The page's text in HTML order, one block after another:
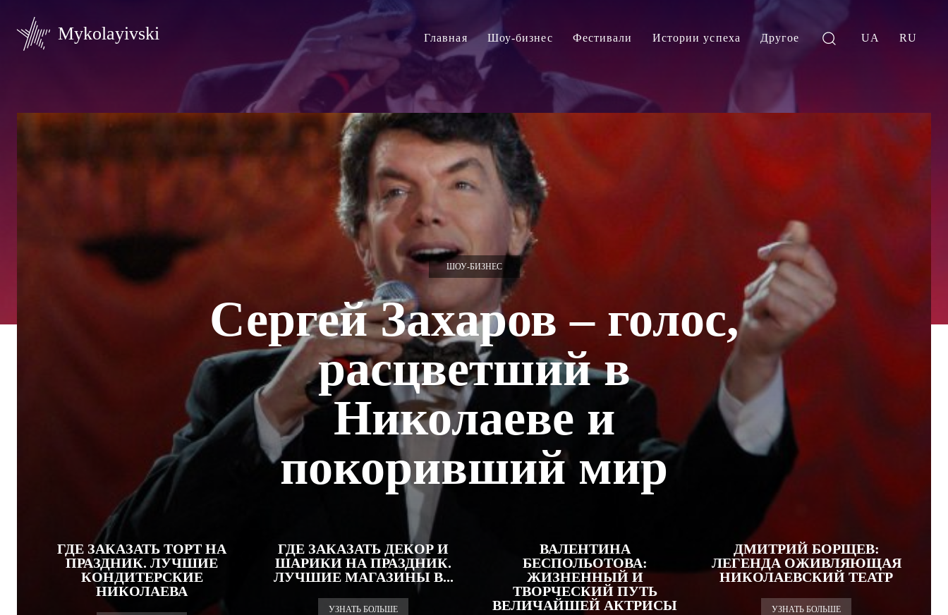
Mykolayivski Главная Шоу-бизнес Фестивали Истории успеха Другое UA RU
ШОУ-БИЗНЕС
Сергей Захаров – голос,
расцветший в
Николаеве и
покоривший мир
ГДЕ ЗАКАЗАТЬ ТОРТ НА
ПРАЗДНИК. ЛУЧШИЕ
КОНДИТЕРСКИЕ
НИКОЛАЕВА
ГДЕ ЗАКАЗАТЬ ДЕКОР И
ШАРИКИ НА ПРАЗДНИК.
ЛУЧШИЕ МАГАЗИНЫ В...
УЗНАТЬ БОЛЬШЕ
ВАЛЕНТИНА
БЕСПОЛЬОТОВА:
ЖИЗНЕННЫЙ И
ТВОРЧЕСКИЙ ПУТЬ
ВЕЛИЧАЙШЕЙ АКТРИСЫ
ДМИТРИЙ БОРЩЕВ:
ЛЕГЕНДА ОЖИВЛЯЮЩАЯ
НИКОЛАЕВСКИЙ ТЕАТР
УЗНАТЬ БОЛЬШЕ